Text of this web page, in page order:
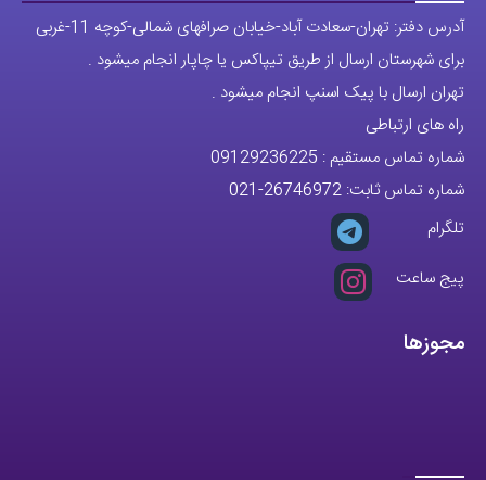
آدرس دفتر: تهران-سعادت آباد-خیابان صرافهای شمالی-کوچه 11-غربی
برای شهرستان ارسال از طریق تیپاکس یا چاپار انجام میشود .
تهران ارسال با پیک اسنپ انجام میشود .
راه های ارتباطی
شماره تماس مستقیم : 09129236225
شماره تماس ثابت: 26746972
-021
تلگرام
پیج ساعت
مجوزها